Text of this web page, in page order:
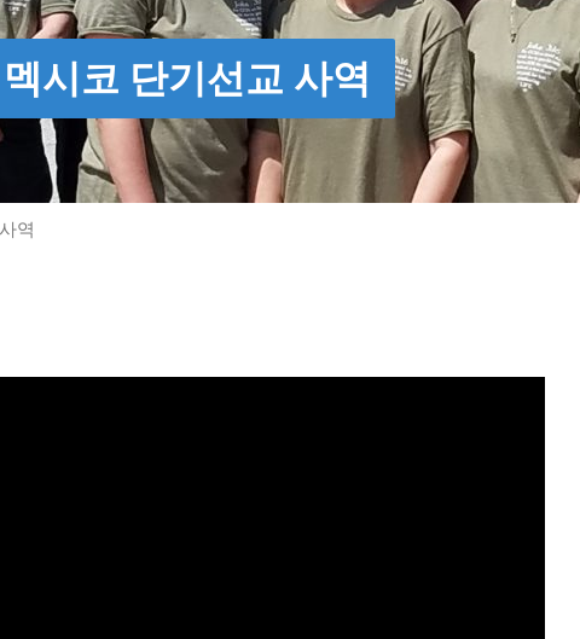
시코 단기선교 사역
역